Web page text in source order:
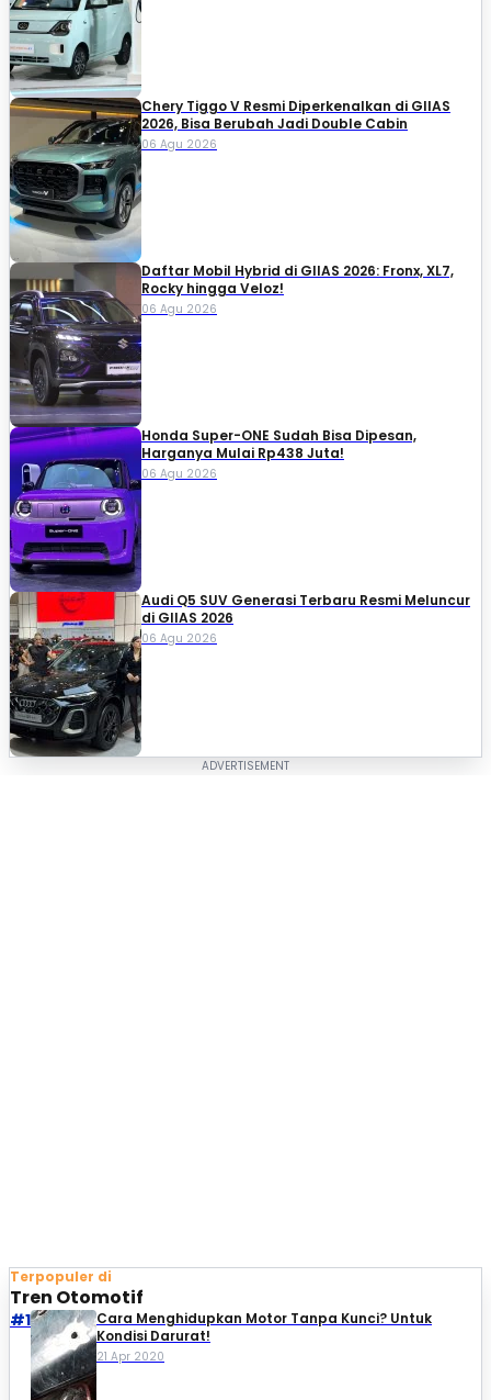
Chery Tiggo V Resmi Diperkenalkan di GIIAS
2026, Bisa Berubah Jadi Double Cabin
06 Agu 2026
Daftar Mobil Hybrid di GIIAS 2026: Fronx, XL7,
Rocky hingga Veloz!
06 Agu 2026
Honda Super-ONE Sudah Bisa Dipesan,
Harganya Mulai Rp438 Juta!
06 Agu 2026
Audi Q5 SUV Generasi Terbaru Resmi Meluncur
di GIIAS 2026
06 Agu 2026
Terpopuler di
Tren Otomotif
#1
Cara Menghidupkan Motor Tanpa Kunci? Untuk
Kondisi Darurat!
21 Apr 2020